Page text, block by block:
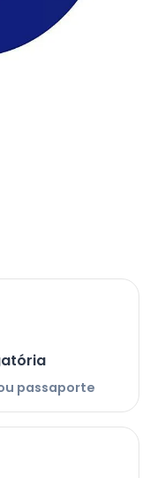
passaporte